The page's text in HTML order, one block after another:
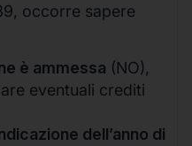
occorre sapere
è ammessa (NO),
eventuali crediti
dell’anno di